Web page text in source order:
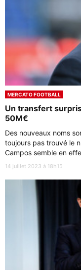
MERCATO FOOTBALL
Un transfert
50M€
Des nouveaux noms
toujours pas trouvé le
Campos semble en
14 juillet 2023 à 18h15